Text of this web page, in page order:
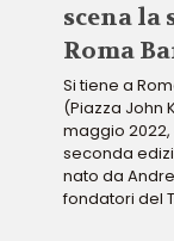
scena la
Roma
Si tiene a
(Piazza John
maggio 2022,
seconda
nato da
fondatori del